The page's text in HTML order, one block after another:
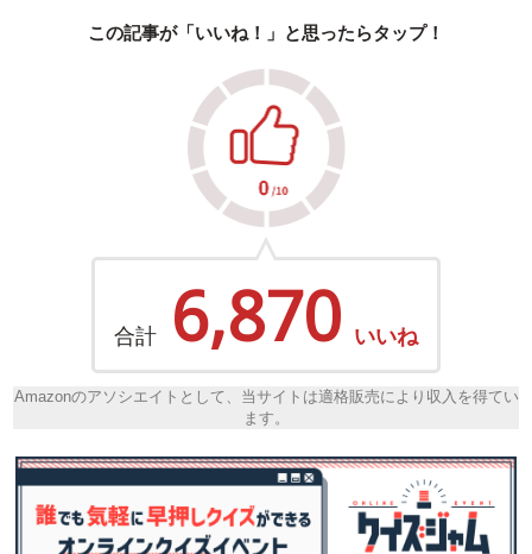
この記事が「いいね！」と思ったらタップ！
合計 6,870 いいね
Amazonのアソシエイトとして、当サイトは適格販売により収入を得てい
ます。